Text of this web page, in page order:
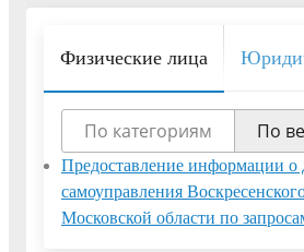
Физические лица
По категориям По
Предоставление информации о
самоуправления
Московской области по